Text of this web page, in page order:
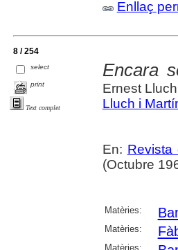
Enllaç
8 / 254
select
print
Text complet
Encara
Ernest Lluch
Lluch i
En: Revista
(Octubre
Matèries:
Matèries:
Matèries: